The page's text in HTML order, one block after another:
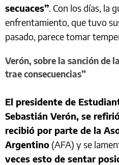
secuaces”. Con los días, la
enfrentamiento, que tuvo
pasado, parece tomar
Verón, sobre la sanción de
trae consecuencias”
El presidente de
Sebastián Verón, se
recibió por parte de la
Argentino (AFA) y se
veces esto de sentar